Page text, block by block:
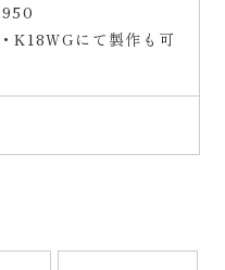
K18WGにて製作も可